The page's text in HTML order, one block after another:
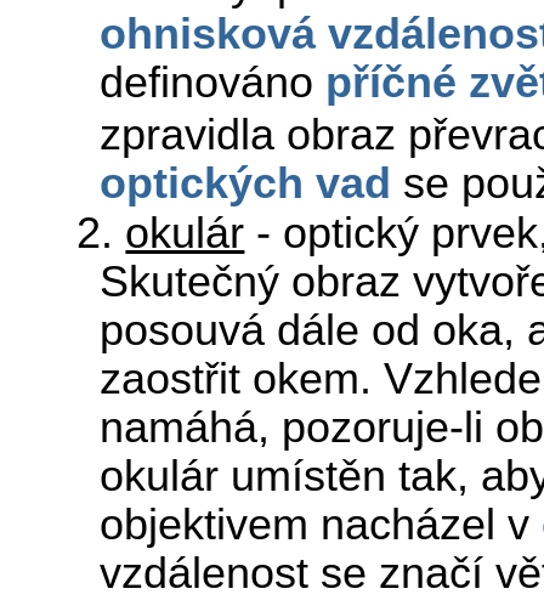
ohnisková
definováno příčné
zpravidla obraz
optických vad se
2. okulár - optický
Skutečný obraz
posouvá dále od oka,
zaostřit okem.
namáhá, pozoruje-li
okulár umístěn tak,
objektivem nacházel v
vzdálenost se značí